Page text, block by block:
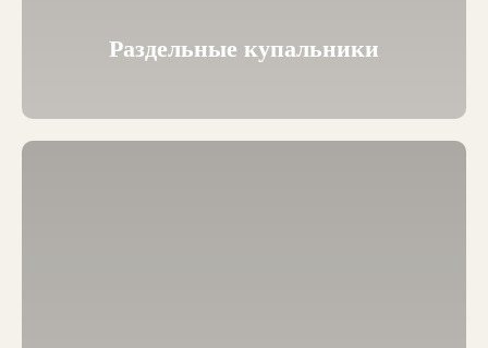
Раздельные купальники